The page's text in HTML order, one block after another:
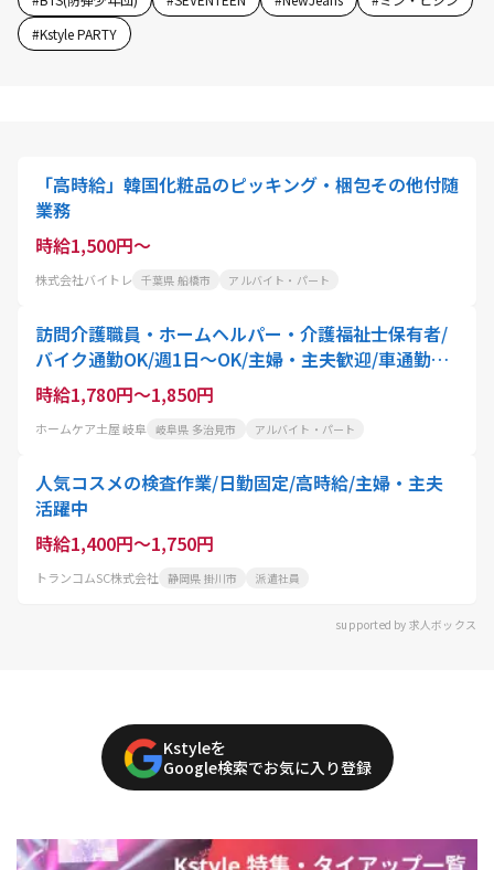
#Kstyle PARTY
「高時給」韓国化粧品のピッキング・梱包その他付随
業務
時給1,500円～
株式会社バイトレ 千葉県 船橋市 アルバイト・パート
訪問介護職員・ホームヘルパー・介護福祉士保有者/
バイク通勤OK/週1日〜OK/主婦・主夫歓迎/車通勤O
K/安定企業
時給1,780円～1,850円
ホームケア土屋 岐阜 岐阜県 多治見市 アルバイト・パート
人気コスメの検査作業/日勤固定/高時給/主婦・主夫
活躍中
時給1,400円～1,750円
トランコムSC株式会社 静岡県 掛川市 派遣社員
supported by 求人ボックス
Kstyleを
Google検索でお気に入り登録